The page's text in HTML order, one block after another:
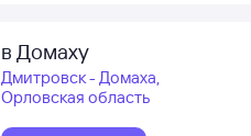
в Домаху
Дмитровск - Домаха,
Орловская область